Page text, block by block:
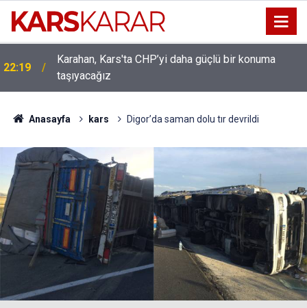
22:19
Karahan, Kars'ta CHP’yi daha güçlü bir konuma
taşıyacağız
Anasayfa kars Digor’da saman dolu tır devrildi